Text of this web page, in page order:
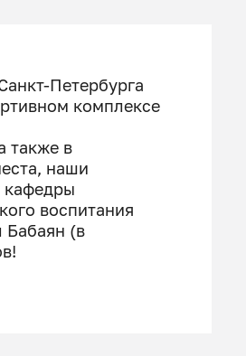
Петербурга
комплексе
также в
наши
кафедры
воспитания
Бабаян (в